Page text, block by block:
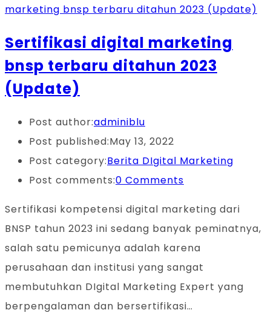
Sertifikasi digital marketing
bnsp terbaru ditahun 2023
(Update)
Post author:adminiblu
Post published:May 13, 2022
Post category:Berita DIgital Marketing
Post comments:0 Comments
Sertifikasi kompetensi digital marketing dari
BNSP tahun 2023 ini sedang banyak peminatnya,
salah satu pemicunya adalah karena
perusahaan dan institusi yang sangat
membutuhkan DIgital Marketing Expert yang
berpengalaman dan bersertifikasi…